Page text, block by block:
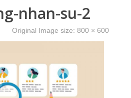
nhan-su-2
Original Image size: 800 × 600